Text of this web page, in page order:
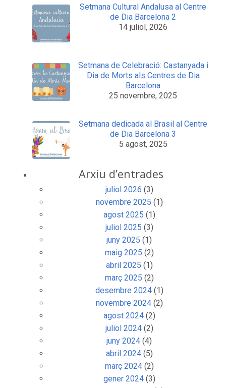
Setmana Cultural Andalusa al Centre
de Dia Barcelona 2
14 juliol, 2026
Setmana de Celebració: Castanyada i
Dia de Morts als Centres de Dia
Barcelona
25 novembre, 2025
Setmana dedicada al Brasil al Centre
de Dia Barcelona 3
5 agost, 2025
Arxiu d’entrades
juliol 2026 (3)
novembre 2025 (1)
agost 2025 (1)
juliol 2025 (3)
juny 2025 (1)
maig 2025 (2)
abril 2025 (1)
març 2025 (2)
desembre 2024(1)
novembre 2024(2)
agost 2024(2)
juliol 2024(2)
juny 2024 (4)
abril 2024(5)
març 2024(2)
gener 2024(3)